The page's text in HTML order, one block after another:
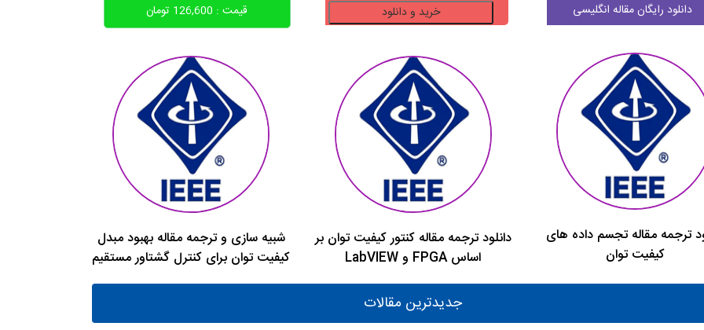
دانلود رایگان مقاله انگلیسی قیمت : 126,600 تومان
دانلود
ترجمه
کیفیت
تبدیل
توان
مبدل
ولتاژ
باک
AC
در
مقایسه
با
مبدل
عدد
خرید و دانلود
ترجمه مقاله تجسم داده های
کیفیت توان
دانلود ترجمه مقاله کنتور کیفیت توان بر
اساس FPGA و LabVIEW
شبیه سازی و ترجمه مقاله بهبود مبدل
کیفیت توان برای کنترل گشتاور مستقیم
جدیدترین مقالات